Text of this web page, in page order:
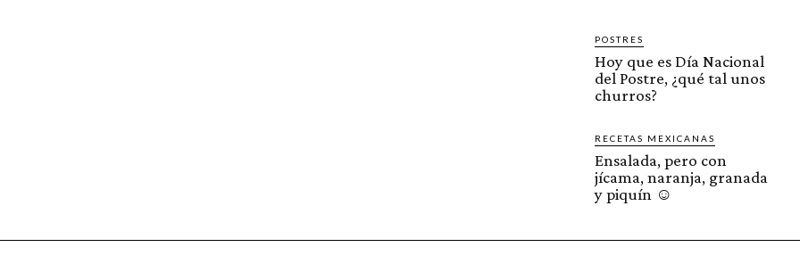
POSTRES
Hoy que es Día Nacional
del Postre, ¿qué tal unos
churros?
RECETAS MEXICANAS
Ensalada, pero con
jícama, naranja, granada
y piquín ☺️